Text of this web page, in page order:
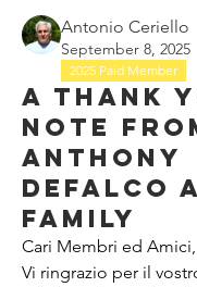
Antonio Ceriello
September 8, 2025
2025 Paid Member
A thank
note
Anthony
DeFalco
family
Cari Membri ed Amici,
Vi ringrazio per il